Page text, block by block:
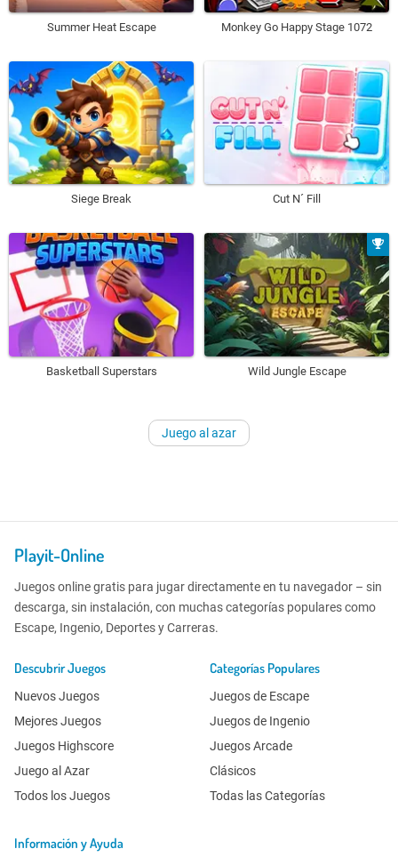
Summer Heat Escape Monkey Go Happy Stage 1072
Siege Break Cut N´ Fill
Basketball Superstars Wild Jungle Escape
Juego al azar
Playit-Online
Juegos online gratis para jugar directamente en tu navegador – sin
descarga, sin instalación, con muchas categorías populares como
Escape, Ingenio, Deportes y Carreras.
Descubrir Juegos
Nuevos Juegos
Mejores Juegos
Juegos Highscore
Juego al Azar
Todos los Juegos
Categorías Populares
Juegos de Escape
Juegos de Ingenio
Juegos Arcade
Clásicos
Todas las Categorías
Información y Ayuda